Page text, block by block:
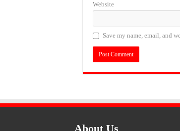
Website
Save my name, email, and
About Us